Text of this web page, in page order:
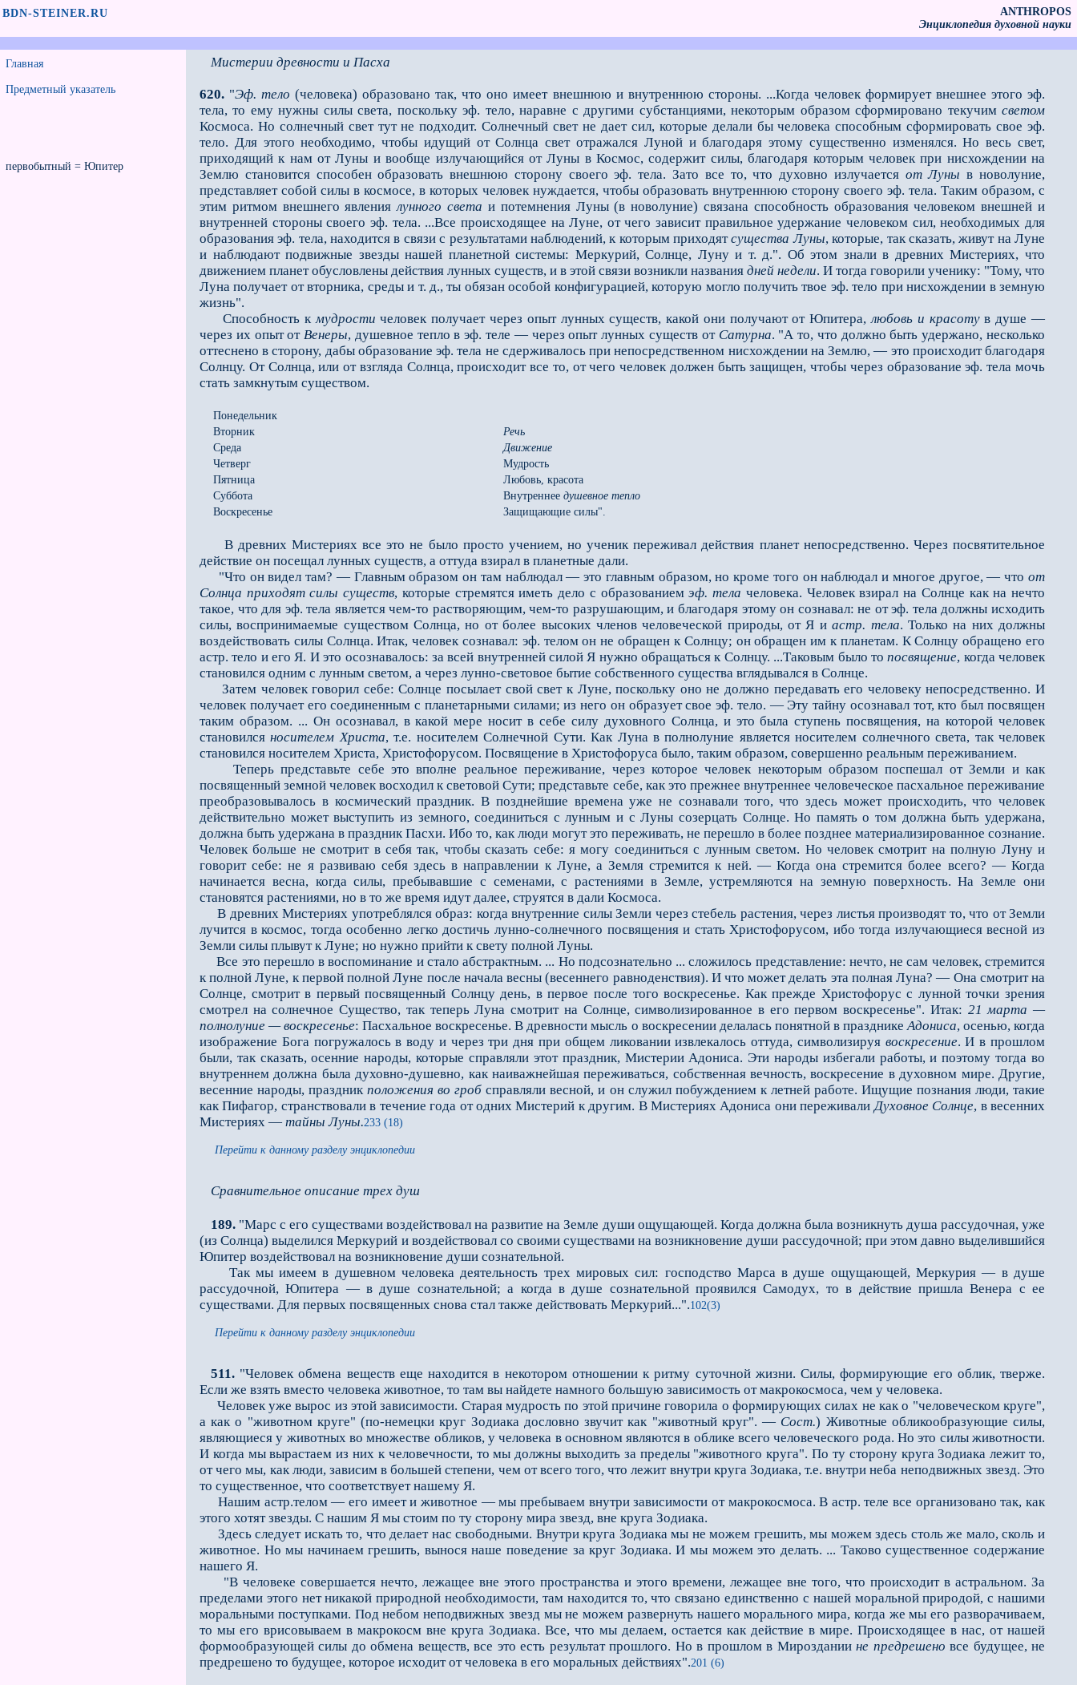
BDN-STEINER.RU
ANTHROPOS
Энциклопедия духовной науки
Главная
Предметный указатель
первобытный = Юпитер
Мистерии древности и Пасха
620. "Эф. тело (человека) образовано так, что оно имеет внешнюю и внутреннюю стороны. ...Когда человек формирует внешнее этого эф.
тела, то ему нужны силы света, поскольку эф. тело, наравне с дру­гими субстанциями, некоторым образом сформировано текучим светом
Космоса. Но солнечный свет тут не подходит. Солнечный свет не дает сил, которые делали бы человека способным сформировать свое эф.
тело. Для этого необходимо, чтобы идущий от Солнца свет отражался Луной и благодаря этому существенно изменялся. Но весь свет,
приходящий к нам от Луны и вообще излучающийся от Луны в Космос, со­держит силы, благодаря которым человек при нисхождении на
Землю становится способен образовать внеш­нюю сторону своего эф. тела. Зато все то, что духовно излучается от Луны в новолуние,
представляет собой силы в космосе, в которых человек нуждается, чтобы образовать внутреннюю сторону своего эф. те­ла. Таким образом, с
этим ритмом внешнего явлениялунного света и потемнения Луны (в новолуние) свя­зана способность образования человеком внешней и
внутренней стороны своего эф. тела. ...Все происхо­дящее на Луне, от чего зависит правильное удержание человеком сил, необходимых для
образования эф. тела, находится в связи с результатами наблюдений, к которым приходятсущества Луны, которые, так сказать, живут на Луне
и наблюдают подвижные звезды нашей планетной системы: Меркурий, Солнце, Луну и т. д.". Об этом знали в древних Мистериях, что
движением планет обусловлены действия лунных существ, и в этой связи возникли названия дней недели. И тогда говорили ученику: "Тому, что
Луна получает от вторника, среды и т. д., ты обязан особой конфигурацией, которую могло получить твое эф. тело при нис­хождении в земную
жизнь".
Способность кмудрости человек получает через опыт лунных существ, какой они получают от Юпитера,любовь и красотув душе —
через их опыт отВенеры, душевное тепло в эф. теле — через опыт лунных существ от Сатурна. "А то, что должно быть удержано, несколько
оттеснено в сторону, дабы образование эф. тела не сдержи­валось при непосредственном нисхождении на Землю, — это происходит благодаря
Солнцу. От Солнца, или от взгля­да Солнца, происходит все то, от чего человек должен быть защищен, чтобы через образование эф. тела мочь
стать замкнутым су­ществом.
Понедельник
Вторник
Речь
Среда
Движение
Четверг
Мудрость
Пятница
Любовь, красота
Суббота
Внутреннее душевное тепло
Воскресенье
Защищающие силы".
В древних Мистериях все это не было просто учением, но ученик переживал действия планет непосредственно. Через посвятительное
действие он посещал лунных существ, а оттуда взирал в планетные дали.
"Что он видел там? — Главным образом он там наблюдал — это главным образом, но кроме того он наблю­дал и многое другое, — что от
Солнца приходят силы существ, которые стремятся иметь дело с образованиемэф. тела человека. Человек взирал на Солнце как на нечто
такое, что для эф. тела является чем-то рас­творяющим, чем-то разрушающим, и благодаря этому он сознавал: не от эф. тела должны исходить
силы, воспринимаемые существом Солнца, но от более высоких членов человеческой природы, от Я иастр. тела. Только на них должны
воздействовать силы Солнца. Итак, человек сознавал: эф. телом он не обращен к Солнцу; он обращен им к планетам. К Солнцу обращено его
астр. тело и его Я. И это осознавалось: за всей внутренней силой Я нужно обращаться к Солнцу. ...Таковым было топосвящение, когда человек
становился одним с лунным светом, а через лунно-световое бытие собственного существа вглядывался в Солнце.
Затем человек говорил себе: Солнце посылает свой свет к Луне, поскольку оно не должно передавать его человеку непосредственно. И
человек получает его соединенным с планетарными силами; из него он образует свое эф. тело. — Эту тайну осознавал тот, кто был посвящен
таким образом. ... Он осознавал, в какой мере носит в себе силу духовного Солнца, и это была ступень посвящения, на которой чело­век
становилсяносителем Христа, т.е. носителем Солнечной Сути. Как Луна в полнолуние является носи­телем солнечного света, так человек
становился носителем Христа, Христофорусом. Посвящение в Христофоруса было, таким образом, совершенно реальным переживанием.
Теперь представьте себе это вполне реальное переживание, через которое человек некоторым образом поспешал от Земли и как
посвященный земной человек восходил к световой Сути; представьте себе, как это прежнее внутреннее человеческое пасхальное переживание
преобразовывалось в космический праздник. В позднейшие времена уже не сознавали того, что здесь может происходить, что человек
действительно может выступить из земного, соединиться с лунным и с Луны созерцать Солнце. Но память о том должна быть удержана,
должна быть удержана в праздник Пасхи. Ибо то, как люди могут это переживать, не пе­решло в более позднее материализированное сознание.
Человек больше не смотрит в себя так, чтобы сказать себе: я могу соединиться с лунным светом. Но человек смотрит на полную Луну и
говорит себе: не я развиваю себя здесь в направлении к Луне, а Земля стремится к ней. — Когда она стремится более всего? — Когда
начинается весна, когда силы, пребывавшие с семенами, с растениями в Земле, устрем­ляются на земную поверхность. На Земле они
становятся растениями, но в то же время идут далее, стру­ятся в дали Космоса.
В древних Мистериях употреблялся образ: когда внутренние силы Земли через стебель растения, че­рез листья производят то, что от Земли
лучится в космос, тогда особенно легко достичь лунно-солнеч­ного посвящения и стать Христофорусом, ибо тогда излучающиеся весной из
Земли силы плывут к Луне; но нужно прийти к свету полной Луны.
Все это перешло в воспоминание и стало абстрактным. ... Но подсознательно ... сложилось представление: нечто, не сам человек, стремится
к полной Луне, к первой полной Луне после на­чала весны (весеннего равноденствия). И что может делать эта полная Луна? — Она смотрит на
Солнце, смотрит в первый посвященный Солнцу день, в первое после того воскресенье. Как прежде Христофорус с лунной точки зрения
смотрел на солнечное Существо, так теперь Луна смотрит на Солнце, символизи­рованное в его первом воскресенье". Итак: 21 марта —
полнолуние — воскресенье: Пасхальное воскресенье. В древности мысль о воскресении делалась понятной в праздникеАдониса, осенью, когда
изображение Бога погружалось в воду и через три дня при общем ликовании извлекалось оттуда, символизируя воскресение. И в прошлом
были, так сказать, осенние народы, которые справляли этот праздник, Мистерии Адониса. Эти народы избегали работы, и поэтому тогда во
внутреннем должна была духовно-душевно, как наиважнейшая переживаться, собственная вечность, воскресение в духовном мире. Другие,
ве­сенние народы, праздникположения во гроб справляли весной, и он служил побуждением к летней рабо­те. Ищущие познания люди, такие
как Пифагор, странствовали в течение года от одних Мистерий к дру­гим. В Мистериях Адониса они переживалиДуховное Солнце, в весенних
Мистериях — тайны Луны.233 (18)
Перейти к данному разделу энциклопедии
Сравнительное описание трех душ
189. "Марс с его существами воздействовал на развитие на Земле души ощущающей. Когда должна была возникнуть душа рассудочная, уже
(из Солнца) выделился Меркурий и воздействовал со своими суще­ствами на возникновение души рассудочной; при этом давно выделившийся
Юпитер воздействовал на воз­никновение души сознательной.
Так мы имеем в душевном человека деятельность трех мировых сил: господство Марса в душе ощущаю­щей, Меркурия — в душе
рассудочной, Юпитера — в душе сознательной; а когда в душе сознательной про­явился Самодух, то в действие пришла Венера с ее
существами. Для первых посвященных снова стал так­же действовать Меркурий...".102(3)
Перейти к данному разделу энциклопедии
511. "Человек обмена веществ еще находится в некотором отно­шении к ритму суточной жизни. Силы, формирующие его облик, тверже.
Если же взять вместо человека животное, то там вы найдете намного большую зависимость от макрокосмоса, чем у человека.
Человек уже вырос из этой зависимости. Старая мудрость по этой причине говорила о формирующих силах не как о "человеческом круге",
а как о "животном круге" (по-немецки круг Зодиака дословно звучит как "живот­ный круг". — Сост.) Животные обликообразующие силы,
являющиеся у животных во множестве обли­ков, у человека в основном являются в облике всего человеческого рода. Но это силы животности.
И когда мы вырастаем из них к человечности, то мы должны выходить за пределы "животного круга". По ту сторону круга Зодиака лежит то,
от чего мы, как люди, зависим в большей степени, чем от всего того, что лежит внутри круга Зодиака, т.е. внутри неба неподвижных звезд. Это
то существенное, что соответствует нашему Я.
Нашим астр.телом — его имеет и животное — мы пребываем внутри зависимости от макрокосмоса. В астр. теле все организовано так, как
этого хотят звезды. С нашим Я мы стоим по ту сторону мира звезд, вне круга Зодиака.
Здесь следует искать то, что делает нас свободными. Внутри круга Зодиака мы не можем грешить, мы можем здесь столь же мало, сколь и
животное. Но мы начинаем грешить, вынося наше поведение за круг Зодиака. И мы можем это делать. ... Таково существенное содержание
нашего Я.
"В человеке совершается нечто, лежащее вне этого пространства и этого времени, лежащее вне того, что происходит в астральном. За
пределами этого нет никакой природной необходимости, там нахо­дится то, что связано единственно с нашей моральной природой, с нашими
моральными поступками. Под небом неподвижных звезд мы не можем развернуть нашего морального мира, когда же мы его разворачива­ем,
то мы его врисовываем в макрокосм вне круга Зодиака. Все, что мы делаем, остается как действие в мире. Происходящее в нас, от нашей
формообразующей силы до обмена веществ, все это есть результат прошлого. Но в прошлом в Мирозданиине предрешено все будущее, не
предрешено то будущее, которое ис­ходит от человека в его моральных действиях".201 (6)